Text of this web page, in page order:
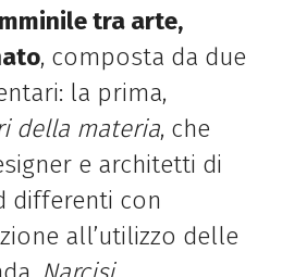
tra arte,
, composta da due
la prima,
della materia, che
e architetti di
differenti con
all’utilizzo delle